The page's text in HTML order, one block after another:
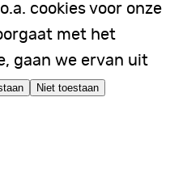
cookies voor onze
met het
gaan we ervan uit
Niet toestaan